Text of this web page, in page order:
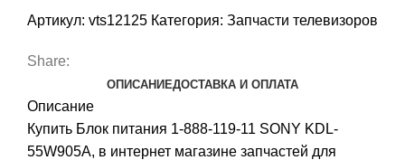
Артикул: vts12125 Категория: Запчасти телевизоров
Share:
ОПИСАНИЕДОСТАВКА И ОПЛАТА
Описание
Купить Блок питания 1-888-119-11 SONY KDL-
55W905A, в интернет магазине запчастей для